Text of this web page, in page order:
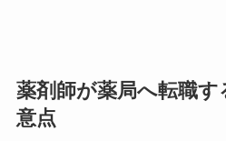
薬剤師が薬局へ転職
意点